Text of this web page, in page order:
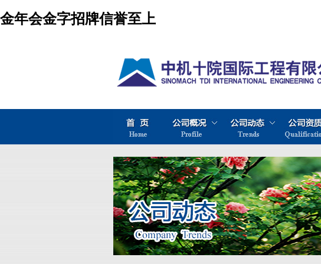
金年会金字招牌信誉至上